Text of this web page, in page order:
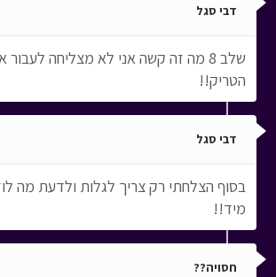
דבי סגל
שלב 8 מה זה קשה אני לא מצליחה
הטריק!!
דבי סגל
בסוף הצלחתי רק צריך לגלות ולדעת מה
מיד!!
חסויה??